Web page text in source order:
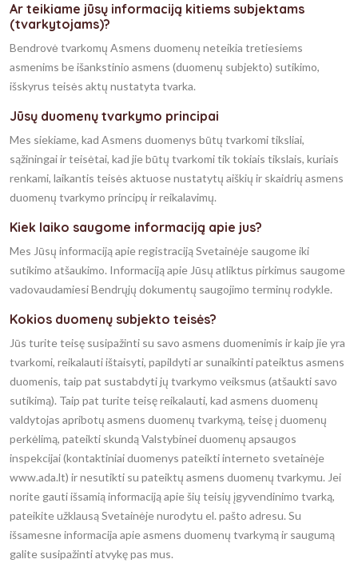
Ar teikiame jūsų informaciją kitiems subjektams
(tvarkytojams)?
Bendrovė tvarkomų Asmens duomenų neteikia tretiesiems
asmenims be išankstinio asmens (duomenų subjekto) sutikimo,
išskyrus teisės aktų nustatyta tvarka.
Jūsų duomenų tvarkymo principai
Mes siekiame, kad Asmens duomenys būtų tvarkomi tiksliai,
sąžiningai ir teisėtai, kad jie būtų tvarkomi tik tokiais tikslais, kuriais
renkami, laikantis teisės aktuose nustatytų aiškių ir skaidrių asmens
duomenų tvarkymo principų ir reikalavimų.
Kiek laiko saugome informaciją apie jus?
Mes Jūsų informaciją apie registraciją Svetainėje saugome iki
sutikimo atšaukimo. Informaciją apie Jūsų atliktus pirkimus saugome
vadovaudamiesi Bendrųjų dokumentų saugojimo terminų rodykle.
Kokios duomenų subjekto teisės?
Jūs turite teisę susipažinti su savo asmens duomenimis ir kaip jie yra
tvarkomi, reikalauti ištaisyti, papildyti ar sunaikinti pateiktus asmens
duomenis, taip pat sustabdyti jų tvarkymo veiksmus (atšaukti savo
sutikimą). Taip pat turite teisę reikalauti, kad asmens duomenų
valdytojas apribotų asmens duomenų tvarkymą, teisę į duomenų
perkėlimą, pateikti skundą Valstybinei duomenų apsaugos
inspekcijai (kontaktiniai duomenys pateikti interneto svetainėje
www.ada.lt) ir nesutikti su pateiktų asmens duomenų tvarkymu. Jei
norite gauti išsamią informaciją apie šių teisių įgyvendinimo tvarką,
pateikite užklausą Svetainėje nurodytu el. pašto adresu. Su
išsamesne informacija apie asmens duomenų tvarkymą ir saugumą
galite susipažinti atvykę pas mus.